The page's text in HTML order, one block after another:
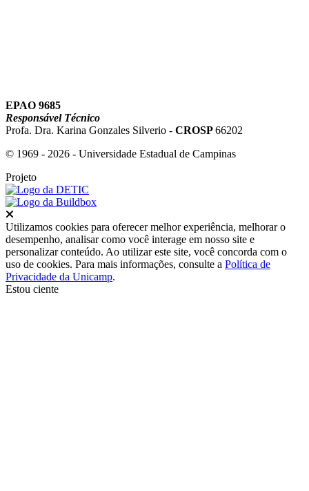
EPAO 9685
Responsável Técnico
Profa. Dra. Karina Gonzales Silverio - CROSP66202
© 1969 - 2026 - Universidade Estadual de Campinas
Projeto
Utilizamos cookies para oferecer melhor experiência, melhorar o
desempenho, analisar como você interage em nosso site e
personalizar conteúdo. Ao utilizar este site, você concorda com o
uso de cookies. Para mais informações, consulte a Política de
Privacidade da Unicamp.
Estou ciente